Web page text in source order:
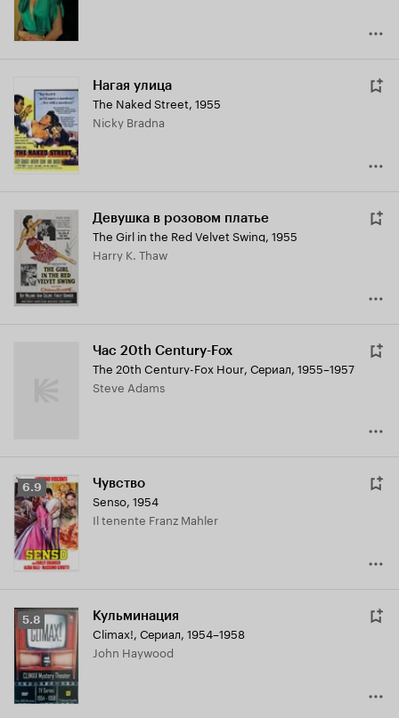
Нагая улица
The Naked Street, 1955
Nicky Bradna
Девушка в розовом платье
The Girl in the Red Velvet Swing, 1955
Harry K. Thaw
Час 20th Century-Fox
The 20th Century-Fox Hour, Сериал, 1955–1957
Steve Adams
Рейтинг
Кинопоиска
6.9
6.9 Чувство
Senso, 1954
Il tenente Franz Mahler
Рейтинг
Кинопоиска
5.8
5.8 Кульминация
Climax!, Сериал, 1954–1958
John Haywood